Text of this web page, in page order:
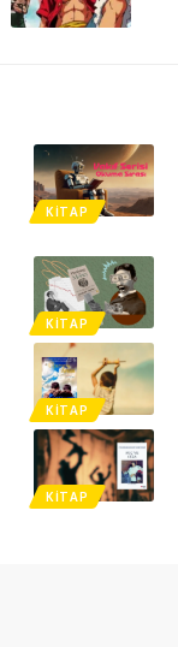
KITAP
KITAP
KITAP
KITAP